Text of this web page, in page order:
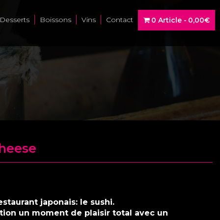
Desserts Boissons Vins Contact 0 Article 0,00€
japonais: le sushi.
un moment de plaisir total avec un